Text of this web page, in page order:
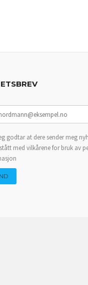
godtar at dere sender meg
med vilkårene for bruk av